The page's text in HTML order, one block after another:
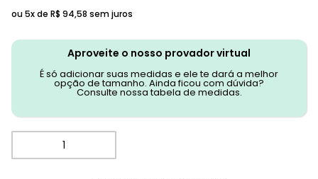
ou 5x de R$ 94,58 sem juros
Aproveite o nosso provador virtual
É só adicionar suas medidas e ele te dará a melhor
opção de tamanho. Ainda ficou com dúvida?
Consulte nossa tabela de medidas.